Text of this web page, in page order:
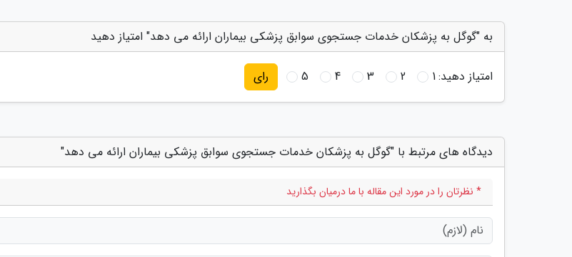
به "گوگل به پزشکان خدمات جستجوی سوابق پزشکی بیماران ارائه می دهد" امتیاز دهید
امتیاز دهید:1
2
3
4
5 رای
دیدگاه های مرتبط با "گوگل به پزشکان خدمات جستجوی سوابق پزشکی بیماران ارائه می دهد"
* نظرتان را در مورد این مقاله با ما درمیان بگذارید